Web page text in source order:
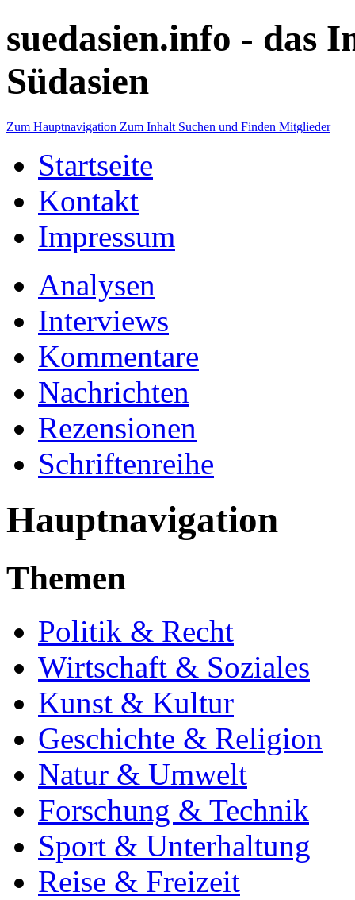
suedasien.info - das
Südasien
Zum Hauptnavigation Zum Inhalt Suchen und Finden Mitglieder
Startseite
Kontakt
Impressum
Analysen
Interviews
Kommentare
Nachrichten
Rezensionen
Schriftenreihe
Hauptnavigation
Themen
Politik & Recht
Wirtschaft & Soziales
Kunst & Kultur
Geschichte & Religion
Natur & Umwelt
Forschung & Technik
Sport & Unterhaltung
Reise & Freizeit